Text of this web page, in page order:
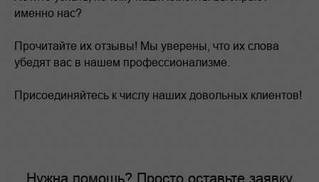
именно нас?
Прочитайте их отзывы! Мы уверены, что их слова
убедят вас в нашем профессионализме.
Присоединяйтесь к числу наших довольных клиентов!
Нужна помощь? Просто оставьте заявку